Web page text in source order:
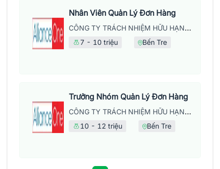
Nhân Viên Quản Lý Đơn Hàng
CÔNG TY TRÁCH NHIỆM HỮU HẠN MAY MẶC ALLIANCE ONE
7 - 10 triệu Bến Tre
Trưởng Nhóm Quản Lý Đơn Hàng
CÔNG TY TRÁCH NHIỆM HỮU HẠN MAY MẶC ALLIANCE ONE
10 - 12 triệu Bến Tre